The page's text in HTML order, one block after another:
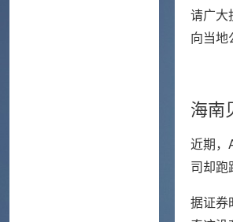
请广大
向当地
海南
近期，
司却跑
据证券